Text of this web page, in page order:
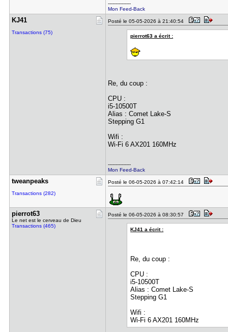
---------------
Mon Feed-Back
KJ41
Transactions (75)
Posté le 05-05-2026 à 21:40:54
pierrot63 a écrit :
Re, du coup :
CPU :
i5-10500T
Alias : Comet Lake-S
Stepping G1
Wifi :
Wi-Fi 6 AX201 160MHz
---------------
Mon Feed-Back
tweanpeaks
Transactions (282)
Posté le 06-05-2026 à 07:42:14
pierrot63
Le net est le cerveau de Dieu
Transactions (465)
Posté le 06-05-2026 à 08:30:57
KJ41 a écrit :
Re, du coup :
CPU :
i5-10500T
Alias : Comet Lake-S
Stepping G1
Wifi :
Wi-Fi 6 AX201 160MHz